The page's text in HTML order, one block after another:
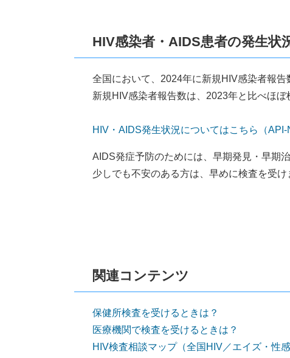
HIV感染者・AIDS患者の発生状
全国において、2024年に新規HIV感染者報
新規HIV感染者報告数は、2023年と比べほ
HIV・AIDS発生状況についてはこちら（
AIDS発症予防のためには、早期発見・早期治
少しでも不安のある方は、早めに検査を受け
関連コンテンツ
保健所検査を受けるときは？
医療機関で検査を受けるときは？
HIV検査相談マップ（全国HIV／エイズ・性